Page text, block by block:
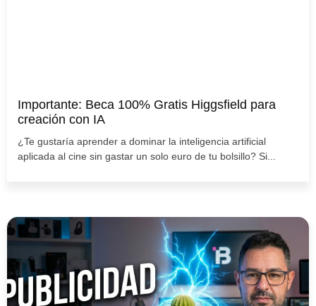
Importante: Beca 100% Gratis Higgsfield para
creación con IA
¿Te gustaría aprender a dominar la inteligencia artificial
aplicada al cine sin gastar un solo euro de tu bolsillo? Si...